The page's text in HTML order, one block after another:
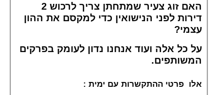
האם זוג צעיר שמתחתן צריך לרכוש 2
דירות לפני הנישואין כדי למקסם את ההון
עצמי?
על כל אלה ועוד אנחנו נדון לעומק בפרקים
המשותפים.
אלו פרטי ההתקשרות עם ימית :